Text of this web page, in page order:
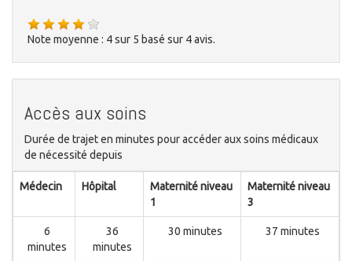
Note moyenne : 4sur 5 basé sur 4avis.
Accès aux soins
Durée de trajet en minutes pour accéder aux soins médicaux
de nécessité depuis
Médecin Hôpital
Maternité niveau
1
Maternité niveau
3
6
minutes
36
minutes
30 minutes 37 minutes